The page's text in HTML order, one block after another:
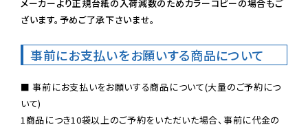
メーカーより正規台紙の入荷減数のためカラーコピーの場合もご
ざいます。予めご了承下さいませ。
事前にお支払いをお願いする商品について
■ 事前にお支払いをお願いする商品について(大量のご予約につ
いて)
1商品につき10袋以上のご予約をいただいた場合、事前に代金の